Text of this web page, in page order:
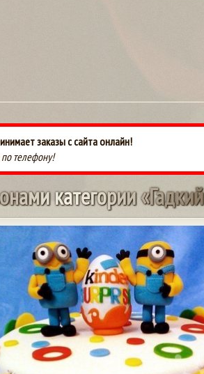
заказы с сайта онлайн!
телефону!
онамикатегории«Гадкий